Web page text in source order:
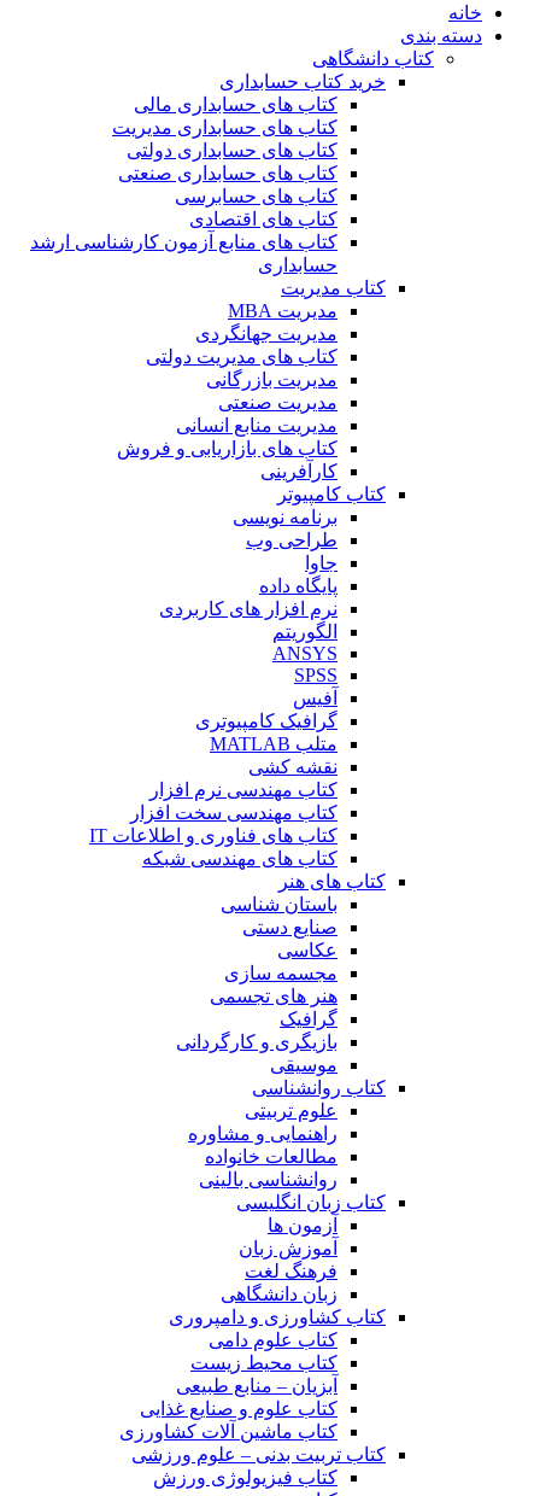
خانه
دسته بندی
کتاب دانشگاهی
خرید کتاب حسابداری
کتاب های حسابداری مالی
کتاب های حسابداری مدیریت
کتاب های حسابداری دولتی
کتاب های حسابداری صنعتی
کتاب های حسابرسی
کتاب های اقتصادی
کتاب های منابع آزمون کارشناسی ارشد
حسابداری
کتاب مدیریت
مدیریت MBA
مدیریت جهانگردی
کتاب های مدیریت دولتی
مدیریت بازرگانی
مدیریت صنعتی
مدیریت منابع انسانی
کتاب های بازاریابی و فروش
کارآفرینی
کتاب کامپیوتر
برنامه نویسی
طراحی وب
جاوا
پایگاه داده
نرم افزار های کاربردی
الگوریتم
ANSYS
SPSS
آفیس
گرافیک کامپیوتری
متلب MATLAB
نقشه کشی
کتاب مهندسی نرم افزار
کتاب مهندسی سخت افزار
کتاب های فناوری و اطلاعات IT
کتاب های مهندسی شبکه
کتاب های هنر
باستان شناسی
صنایع دستی
عکاسی
مجسمه سازی
هنر های تجسمی
گرافیک
بازیگری و کارگردانی
موسیقی
کتاب روانشناسی
علوم تربیتی
راهنمایی و مشاوره
مطالعات خانواده
روانشناسی بالینی
کتاب زبان انگلیسی
آزمون ها
آموزش زبان
فرهنگ لغت
زبان دانشگاهی
کتاب کشاورزی و دامپروری
کتاب علوم دامی
کتاب محیط زیست
آبزیان – منابع طبیعی
کتاب علوم و صنایع غذایی
کتاب ماشین آلات کشاورزی
کتاب تربیت بدنی – علوم ورزشی
کتاب فیزیولوژی ورزش